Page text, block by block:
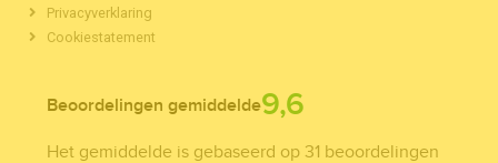
Privacyverklaring
Cookiestatement